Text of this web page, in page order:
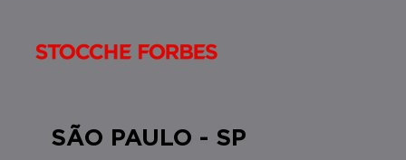
SÃO PAULO - SP